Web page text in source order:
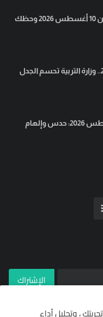
توقعات الأبراج اليوم الاثنين 10 أغسطس 2026 وحظك
نتائج التوجيهي الأردن 2026.. وزارة التربية تحسم الجدل
برج الحوت الاثنين 10 أغسطس 2026: حدس وإلهام
الإشتراك
، وتحليل أداء